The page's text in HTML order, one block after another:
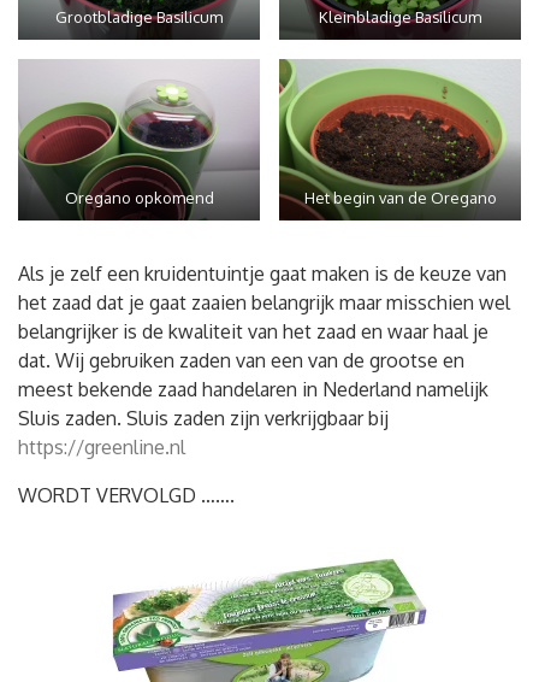
Grootbladige Basilicum Kleinbladige Basilicum
Oregano opkomend Het begin van de Oregano
Als je zelf een kruidentuintje gaat maken is de keuze van
het zaad dat je gaat zaaien belangrijk maar misschien wel
belangrijker is de kwaliteit van het zaad en waar haal je
dat. Wij gebruiken zaden van een van de grootse en
meest bekende zaad handelaren in Nederland namelijk
Sluis zaden. Sluis zaden zijn verkrijgbaar bij
https://greenline.nl
WORDT VERVOLGD …….